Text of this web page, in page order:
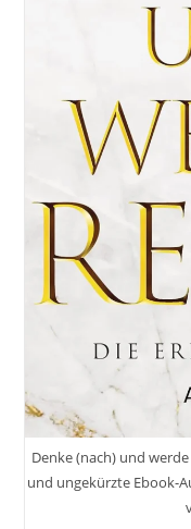
Denke (nach) und
und ungekürzte Ebook-